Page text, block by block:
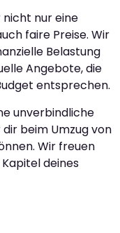
nur eine
faire Preise. Wir
Belastung
Angebote, die
entsprechen.
unverbindliche
beim Umzug von
Wir freuen
deines